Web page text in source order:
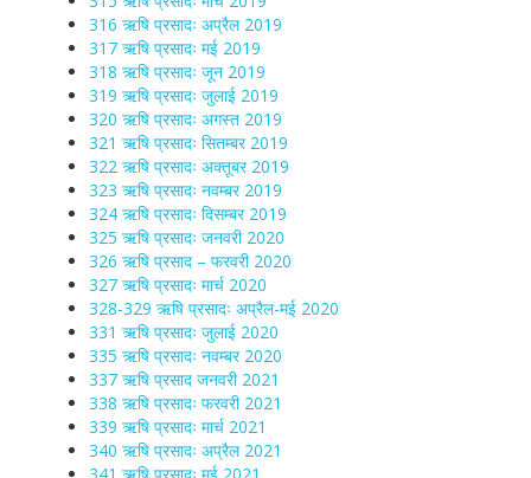
316 ऋषि प्रसादः अप्रैल 2019
317 ऋषि प्रसादः मई 2019
318 ऋषि प्रसादः जून 2019
319 ऋषि प्रसादः जुलाई 2019
320 ऋषि प्रसादः अगस्त 2019
321 ऋषि प्रसादः सितम्बर 2019
322 ऋषि प्रसादः अक्तूबर 2019
323 ऋषि प्रसादः नवम्बर 2019
324 ऋषि प्रसादः दिसम्बर 2019
325 ऋषि प्रसादः जनवरी 2020
326 ऋषि प्रसाद – फरवरी 2020
327 ऋषि प्रसादः मार्च 2020
328-329 ऋषि प्रसादः अप्रैल-मई 2020
331 ऋषि प्रसादः जुलाई 2020
335 ऋषि प्रसादः नवम्बर 2020
337 ऋषि प्रसाद जनवरी 2021
338 ऋषि प्रसादः फरवरी 2021
339 ऋषि प्रसादः मार्च 2021
340 ऋषि प्रसादः अप्रैल 2021